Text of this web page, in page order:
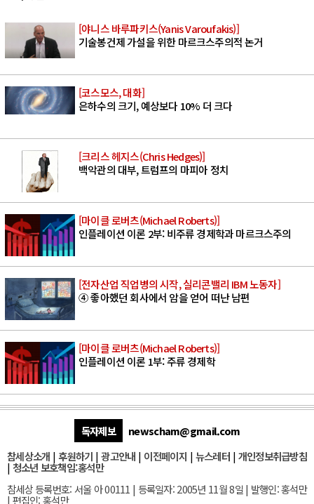
[야니스 바루파키스(Yanis Varoufakis)]
기술봉건제 가설을 위한 마르크스주의적 논거
[코스모스, 대화]
은하수의 크기, 예상보다 10% 더 크다
[크리스 헤지스(Chris Hedges)]
백악관의 대부, 트럼프의 마피아 정치
[마이클 로버츠(Michael Roberts)]
인플레이션 이론 2부: 비주류 경제학과 마르크스주의
[전자산업 직업병의 시작, 실리콘밸리 IBM 노동자]
④ 좋아했던 회사에서 암을 얻어 떠난 남편
[마이클 로버츠(Michael Roberts)]
인플레이션 이론 1부: 주류 경제학
독자제보
newscham@gmail.com
참세상소개 | 후원하기 |광고안내 | 이전페이지 | 뉴스레터| 개인정보취급방침
| 청소년 보호책임:홍석만
참세상 등록번호: 서울 아 00111 | 등록일자: 2005년 11월 8일 | 발행인: 홍석만
| 편집인: 홍석만